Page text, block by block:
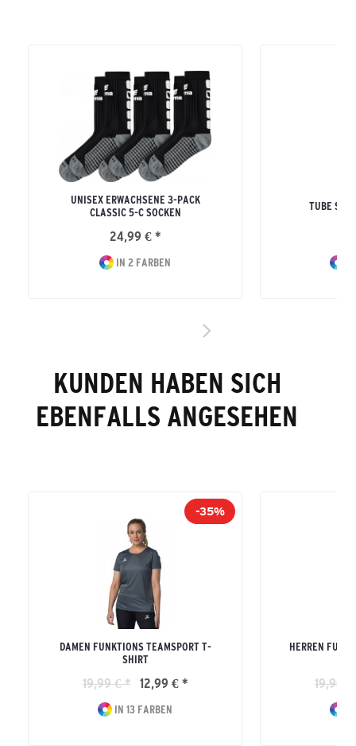
UNISEX ERWACHSENE 3-PACK
CLASSIC 5-C SOCKEN
24,99 € *
IN 2 FARBEN
TUBE
KUNDEN HABEN SICH
EBENFALLS ANGESEHEN
-35%
DAMEN FUNKTIONS TEAMSPORT T-
SHIRT
19,99 € * 12,99 € *
IN 13 FARBEN
HERREN
19,99